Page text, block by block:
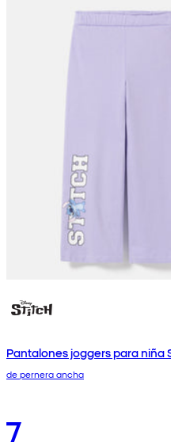
Pantalones joggers para niña
de pernera ancha
7